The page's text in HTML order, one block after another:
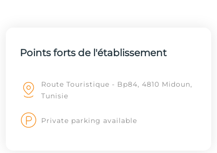
Points forts de l'établissement
Route Touristique - Bp84, 4810 Midoun,
Tunisie
Private parking available